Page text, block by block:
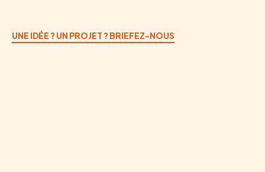
UNE IDÉE ? UN PROJET ? BRIEFEZ-NOUS